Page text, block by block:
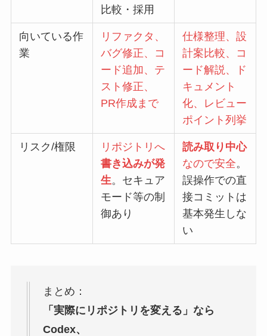
比較・採用
向いている作
業
リファクタ、
バグ修正、コ
ード追加、テ
スト修正、
PR作成まで
仕様整理、設
計案比較、コ
ード解説、ド
キュメント
化、レビュー
ポイント列挙
リスク/権限
リポジトリへ
書き込みが発
生。セキュア
モード等の制
御あり
読み取り中心
なので安全。
誤操作での直
接コミットは
基本発生しな
い
まとめ：
「実際にリポジトリを変える」なら
Codex、